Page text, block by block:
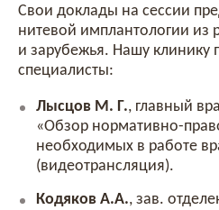
Свои доклады на сессии
нитевой имплантологии из
и зарубежья. Нашу клинику
специалисты:
Лысцов М. Г., главный
«Обзор нормативно-
необходимых в работе
(видеотрансляция).
Кодяков А.А., зав.